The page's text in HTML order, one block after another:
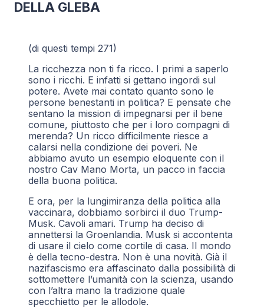
DELLA GLEBA
(di questi tempi 271)
La ricchezza non ti fa ricco. I primi a saperlo
sono i ricchi. E infatti si gettano ingordi sul
potere. Avete mai contato quanto sono le
persone benestanti in politica? E pensate che
sentano la mission di impegnarsi per il bene
comune, piuttosto che per i loro compagni di
merenda? Un ricco difficilmente riesce a
calarsi nella condizione dei poveri. Ne
abbiamo avuto un esempio eloquente con il
nostro Cav Mano Morta, un pacco in faccia
della buona politica.
E ora, per la lungimiranza della politica alla
vaccinara, dobbiamo sorbirci il duo Trump-
Musk. Cavoli amari. Trump ha deciso di
annettersi la Groenlandia. Musk si accontenta
di usare il cielo come cortile di casa. Il mondo
è della tecno-destra. Non è una novità. Già il
nazifascismo era affascinato dalla possibilità di
sottomettere l’umanità con la scienza, usando
con l’altra mano la tradizione quale
specchietto per le allodole.